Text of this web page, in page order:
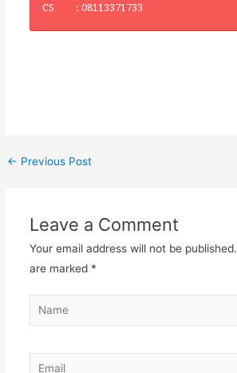
CS : 08113371733
← Previous Post
Leave a Comment
Your email address will not be published.
are marked *
Name
Email